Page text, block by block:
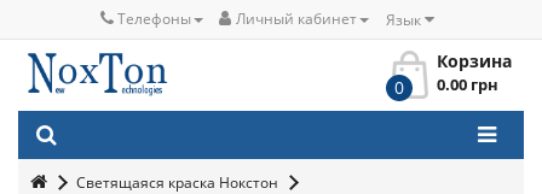
Телефоны Личный кабинет Язык
Корзина
0
0.00 грн
Светящаяся краска Нокстон